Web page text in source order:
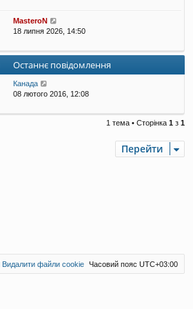
MasteroN
18 липня 2026, 14:50
Останнє повідомлення
Канада
08 лютого 2016, 12:08
1 тема • Сторінка 1 з 1
Перейти
Часовий пояс UTC+03:00
Видалити файли cookie